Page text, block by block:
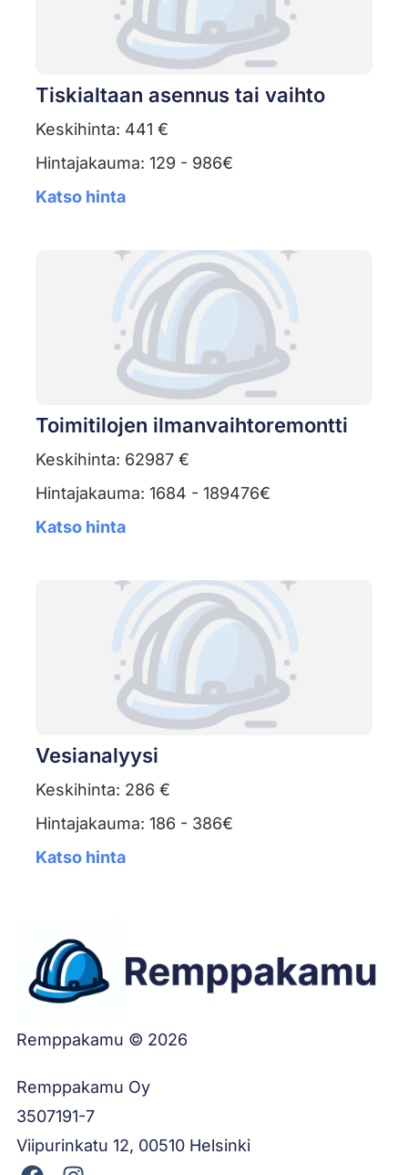
Tiskialtaan asennus tai vaihto
Keskihinta: 441 €
Hintajakauma: 129 - 986€
Katso hinta
Toimitilojen ilmanvaihtoremontti
Keskihinta: 62987 €
Hintajakauma: 1684 - 189476€
Katso hinta
Vesianalyysi
Keskihinta: 286 €
Hintajakauma: 186 - 386€
Katso hinta
Remppakamu © 2026
Remppakamu Oy
3507191-7
Viipurinkatu 12, 00510 Helsinki